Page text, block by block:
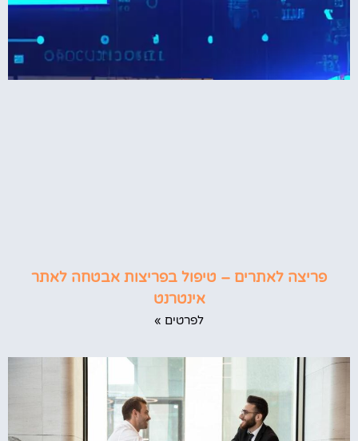
פריצה לאתרים – טיפול בפריצות אבטחה לאתר
אינטרנט
לפרטים »